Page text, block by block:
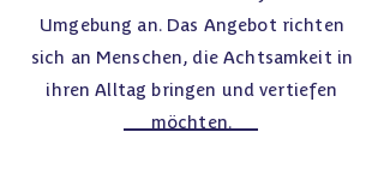
Umgebung an. Das Angebot richten
sich an Menschen, die Achtsamkeit in
ihren Alltag bringen und vertiefen
möchten.